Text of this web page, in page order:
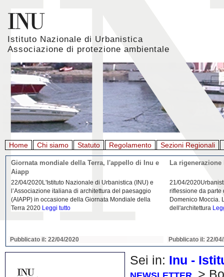
Istituto Nazionale di Urbanistica
Associazione di protezione ambientale
Home Chi siamo Statuto Regolamento Sezioni Regionali
Giornata mondiale della Terra, l'appello di Inu e
Aiapp
22/04/2020L'Istituto Nazionale di Urbanistica (INU) e
l’Associazione italiana di architettura del paesaggio
(AIAPP) in occasione della Giornata Mondiale della
Terra 2020 Leggi tutto
Pubblicato il: 22/04/2020
La
21/04/
riflessione da parte
Domenico Moccia.
dell'architettura
Pubblicato il: 22/
Sei in: Inu -
>